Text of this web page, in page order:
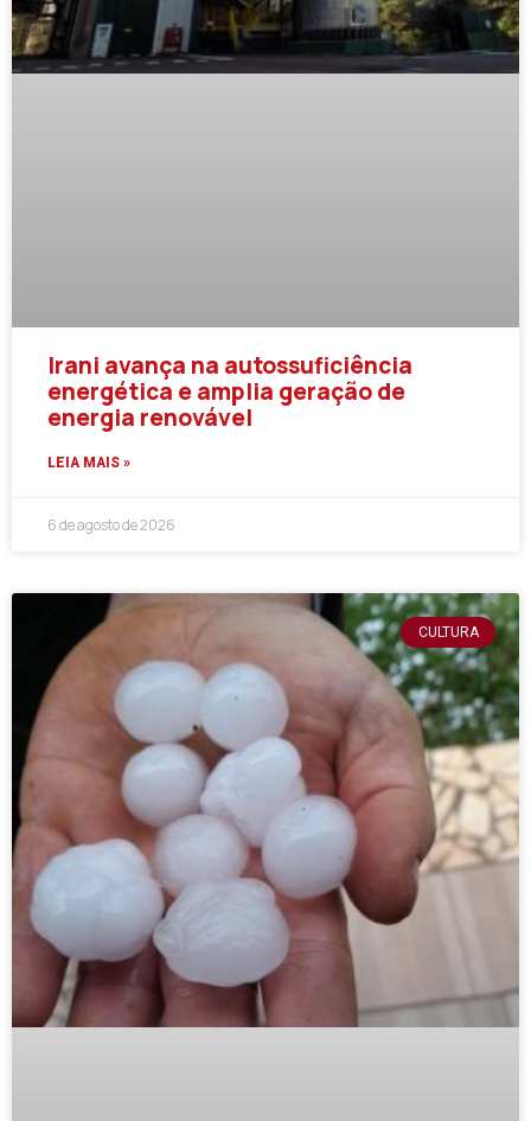
Irani avança na autossuficiência
energética e amplia geração de
energia renovável
LEIA MAIS »
6 de agosto de 2026
CULTURA